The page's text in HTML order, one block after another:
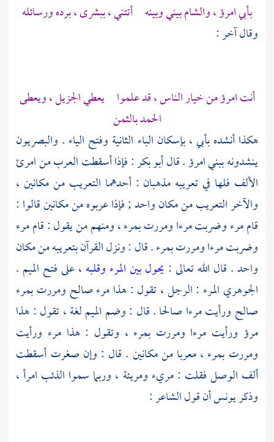
بأبي امرؤ ، والشام بيني وبينه أتتني ، ببشرى ، برده ورسائله
وقال آخر :
أنت امرؤ من خيار الناس ، قد علموا يعطي الجزيل ، ويعطى
الحمد بالثمن
هكذا أنشده بأبي ، بإسكان الباء الثانية وفتح الياء . والبصريون
ينشدونه ببني امرؤ . قالأبو بكر: فإذا أسقطت العرب من امرئ
الألف فلها في تعريبه مذهبان : أحدهما التعريب من مكانين ،
والآخر التعريب من مكان واحد ; فإذا عربوه من مكانين قالوا :
قام مرء وضربت مرءا ومررت بمرء ، ومنهم من يقول : قام مرء
وضربت مرءا ومررت بمرء . قال : ونزل القرآن بتعريبه من مكان
واحد . قال الله تعالى : يحول بين المرء وقلبه ، على فتح الميم .
الجوهري المرء : الرجل ، تقول : هذا مرء صالح ومررت بمرء
صالح ورأيت مرءا صالحا . قال : وضم الميم لغة ، تقول : هذا
مرؤ ورأيت مرءا ومررت بمرء ، وتقول : هذا مرء ورأيت
ومررت بمرء ، معربا من مكانين . قال : وإن صغرت أسقطت
ألف الوصل فقلت : مريء ومريئة ، وربما سموا الذئب امرأ ،
وذكريونسأن قول الشاعر :